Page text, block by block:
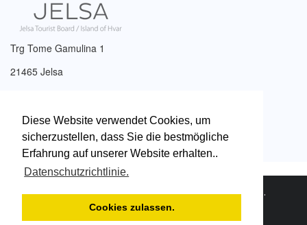
Diese Website verwendet Cookies, um
sicherzustellen, dass Sie die bestmögliche
Erfahrung auf unserer Website erhalten..
Datenschutzrichtlinie.
Cookies zulassen.
Trg Tome Gamulina 1
21465 Jelsa
Email:info@tzjelsa.hr
2003. – 2026. © Tourismusverband der Stadt Jelsa.
Datenschutzrichtlinie